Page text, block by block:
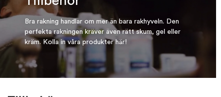
RAKNING
TEXTILIER
BLOG
Bra rakning handlar om mer än bara rakhyveln. Den
perfekta rakningen kräver även rätt skum, gel eller
kräm. Kolla in våra produkter här!